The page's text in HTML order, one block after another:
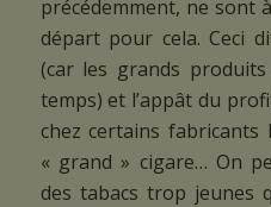
précédemment, ne sont
départ pour cela. Ceci
(car les grands
temps) et l’appât du
chez certains fabricants
« grand » cigare… On
des tabacs trop jeunes